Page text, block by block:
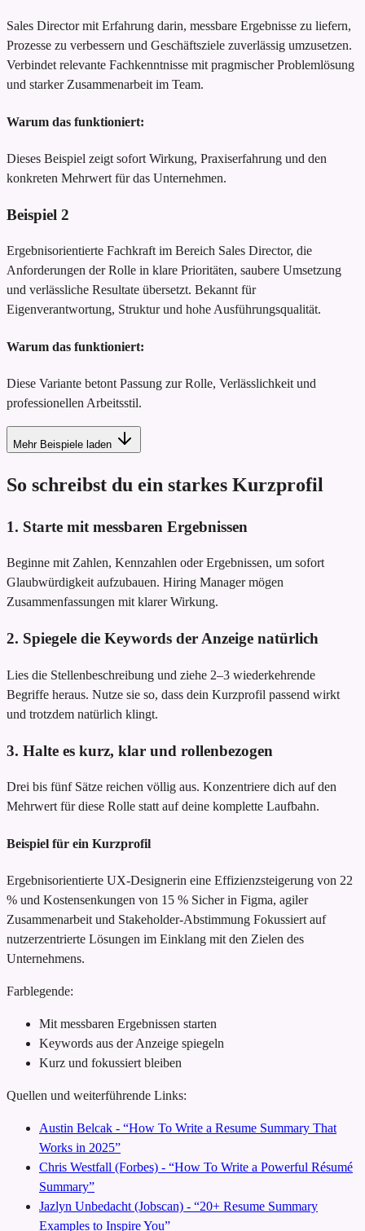
Sales Director mit Erfahrung darin, messbare Ergebnisse zu liefern,
Prozesse zu verbessern und Geschäftsziele zuverlässig umzusetzen.
Verbindet relevante Fachkenntnisse mit pragmischer Problemlösung
und starker Zusammenarbeit im Team.
Warum das funktioniert:
Dieses Beispiel zeigt sofort Wirkung, Praxiserfahrung und den
konkreten Mehrwert für das Unternehmen.
Beispiel 2
Ergebnisorientierte Fachkraft im Bereich Sales Director, die
Anforderungen der Rolle in klare Prioritäten, saubere Umsetzung
und verlässliche Resultate übersetzt. Bekannt für
Eigenverantwortung, Struktur und hohe Ausführungsqualität.
Warum das funktioniert:
Diese Variante betont Passung zur Rolle, Verlässlichkeit und
professionellen Arbeitsstil.
Mehr Beispiele laden
So schreibst du ein starkes Kurzprofil
1. Starte mit messbaren Ergebnissen
Beginne mit Zahlen, Kennzahlen oder Ergebnissen, um sofort
Glaubwürdigkeit aufzubauen. Hiring Manager mögen
Zusammenfassungen mit klarer Wirkung.
2. Spiegele die Keywords der Anzeige natürlich
Lies die Stellenbeschreibung und ziehe 2–3 wiederkehrende
Begriffe heraus. Nutze sie so, dass dein Kurzprofil passend wirkt
und trotzdem natürlich klingt.
3. Halte es kurz, klar und rollenbezogen
Drei bis fünf Sätze reichen völlig aus. Konzentriere dich auf den
Mehrwert für diese Rolle statt auf deine komplette Laufbahn.
Beispiel für ein Kurzprofil
Ergebnisorientierte UX-Designerin eine Effizienzsteigerung von 22
% und Kostensenkungen von 15 % Sicher in Figma, agiler
Zusammenarbeit und Stakeholder-Abstimmung Fokussiert auf
nutzerzentrierte Lösungen im Einklang mit den Zielen des
Unternehmens.
Farblegende:
Mit messbaren Ergebnissen starten
Keywords aus der Anzeige spiegeln
Kurz und fokussiert bleiben
Quellen und weiterführende Links:
Austin Belcak - “How To Write a Resume Summary That
Works in 2025”
Chris Westfall (Forbes) - “How To Write a Powerful Résumé
Summary”
Jazlyn Unbedacht (Jobscan) - “20+ Resume Summary
Examples to Inspire You”